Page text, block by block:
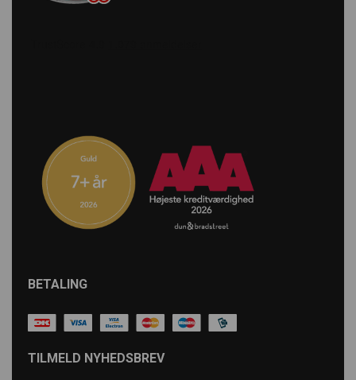
BETALING
TILMELD NYHEDSBREV